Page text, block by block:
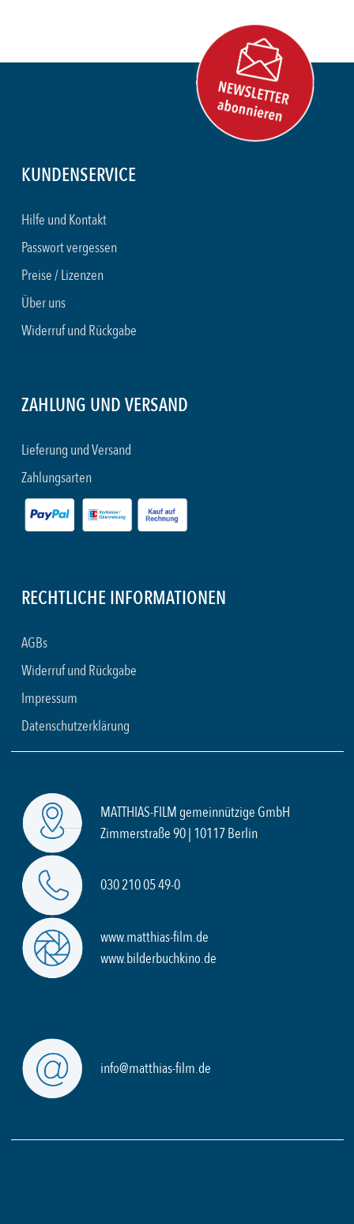
KUNDENSERVICE
Hilfe und Kontakt
Passwort vergessen
Preise / Lizenzen
Über uns
Widerruf und Rückgabe
ZAHLUNG UND VERSAND
Lieferung und Versand
Zahlungsarten
RECHTLICHE INFORMATIONEN
AGBs
Widerruf und Rückgabe
Impressum
Datenschutzerklärung
MATTHIAS-FILM gemeinnützige GmbH
Zimmerstraße 90 | 10117 Berlin
030 210 05 49-0
www.matthias-film.de
www.bilderbuchkino.de
info@matthias-film.de